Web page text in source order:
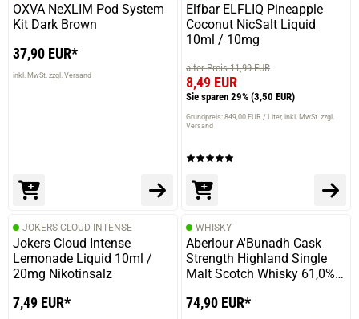
OXVA NeXLIM Pod System
Kit Dark Brown
37,90 EUR*
inkl. MwSt. zzgl. Versand
Elfbar ELFLIQ Pineapple
Coconut NicSalt Liquid
10ml / 10mg
alter Preis 11,99 EUR
8,49 EUR
Sie sparen 29% (3,50 EUR)
Grundpreis: 849,00 EUR / Liter inkl. MwSt. zzgl.
Versand
JOKERS CLOUD INTENSE
Jokers Cloud Intense
Lemonade Liquid 10ml /
20mg Nikotinsalz
7,49 EUR*
WHISKY
Aberlour A'Bunadh Cask
Strength Highland Single
Malt Scotch Whisky 61,0%
74,90 EUR*